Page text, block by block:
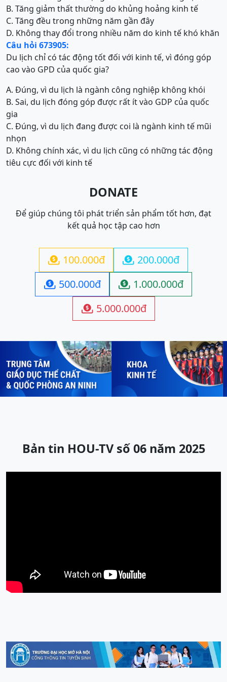
B. Tăng giảm thất thường do khủng hoảng kinh tế
C. Tăng đều trong những năm gần đây
D. Không thay đổi trong nhiều năm do kinh tế khó khăn
Câu hỏi 673905:
Du lịch chỉ có tác động tốt đối với kinh tế, vì đóng góp
cao vào GPD của quốc gia?
A. Đúng, vì du lịch là ngành công nghiệp không khói
B. Sai, du lịch đóng góp được rất ít vào GDP của quốc
gia
C. Đúng, vì du lịch đang được coi là ngành kinh tế mũi
nhọn
D. Không chính xác, vì du lịch cũng có những tác động
tiêu cực đối với kinh tế
DONATE
Để giúp chúng tôi phát triển sản phẩm tốt hơn, đạt
kết quả học tập cao hơn
 100.000đ  200.000đ
 500.000đ  1.000.000đ
 5.000.000đ
Previous Next
Bản tin HOU-TV số 06 năm 2025